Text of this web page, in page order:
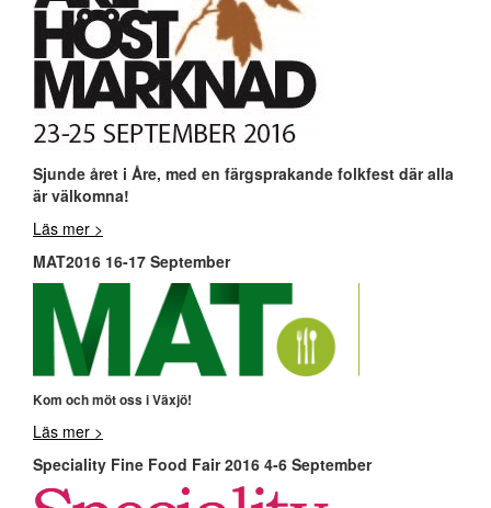
Sjunde året i Åre, med en färgsprakande folkfest där alla
är välkomna!
Läs mer >
MAT2016 16-17 September
Kom och möt oss i Växjö!
Läs mer >
Speciality Fine Food Fair 2016 4-6 September